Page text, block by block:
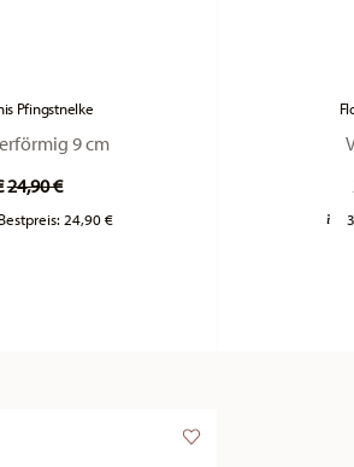
Pfingstnelke
9 cm
Price reduced from
24,90 €to
24,90 €